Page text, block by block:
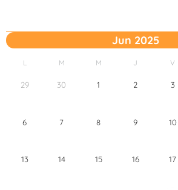
Jun 2025
L M M J V
29 30 1 2 3
6 7 8 9 10
13 14 15 16 17